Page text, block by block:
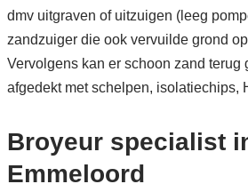
dmv uitgraven of uitzuigen (leeg
zandzuiger die ook vervuilde grond
Vervolgens kan er schoon zand terug
afgedekt met schelpen, isolatiechips,
Broyeur specialist
Emmeloord